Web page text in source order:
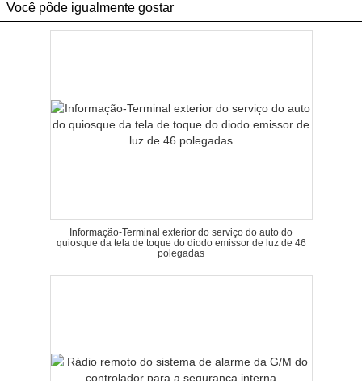
Você pôde igualmente gostar
Informação-Terminal exterior do serviço do auto do
quiosque da tela de toque do diodo emissor de luz de 46
polegadas